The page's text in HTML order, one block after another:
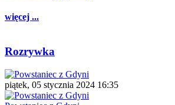
więcej ...
Rozrywka
piątek, 05 stycznia 2024 16:35